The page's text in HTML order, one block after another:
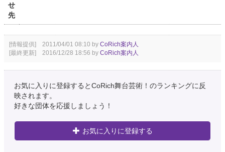
せ
先
[情報提供] 2011/04/01 08:10 by CoRich案内人
[最終更新] 2016/12/28 18:56 by CoRich案内人
お気に入りに登録するとCoRich舞台芸術！のランキングに反
映されます。
好きな団体を応援しましょう！
お気に入りに登録する